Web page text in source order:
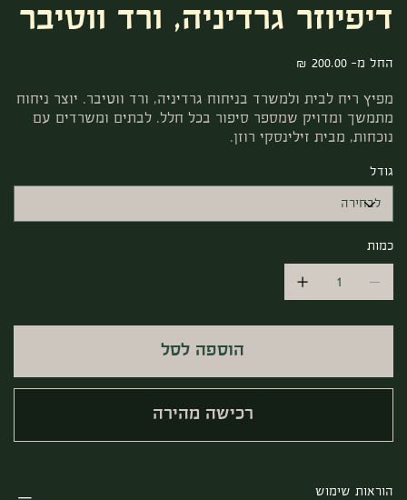
דיפיוזר גרדיניה, ורד ווטיבר
החל מ- מחיר
מפיץ ריח לבית ולמשרד בניחוח גרדיניה, ורד ווטיבר. יוצר ניחוח
מתמשך ומדויק שמספר סיפור בכל חלל. לבתים ומשרדים עם
נוכחות, מבית זילינסקי רוזן.
גודל
כמות
הוספה לסל
רכישה מהירה
הוראות שימוש